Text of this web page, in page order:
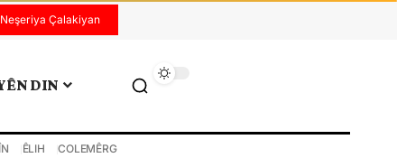
Neşeriya Çalakiyan
DIN
ÊLIH COLEMÊRG